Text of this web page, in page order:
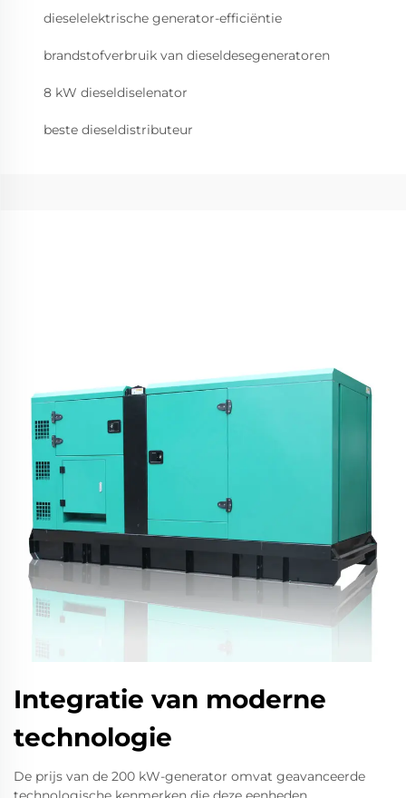
dieselelektrische generator-efficiëntie
brandstofverbruik van dieseldesegeneratoren
8 kW dieseldiselenator
beste dieseldistributeur
Integratie van moderne
technologie
De prijs van de 200 kW-generator omvat geavanceerde